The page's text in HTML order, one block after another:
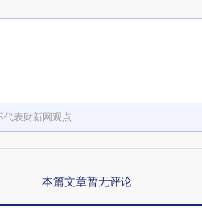
代表财新网观点
本篇文章暂无评论